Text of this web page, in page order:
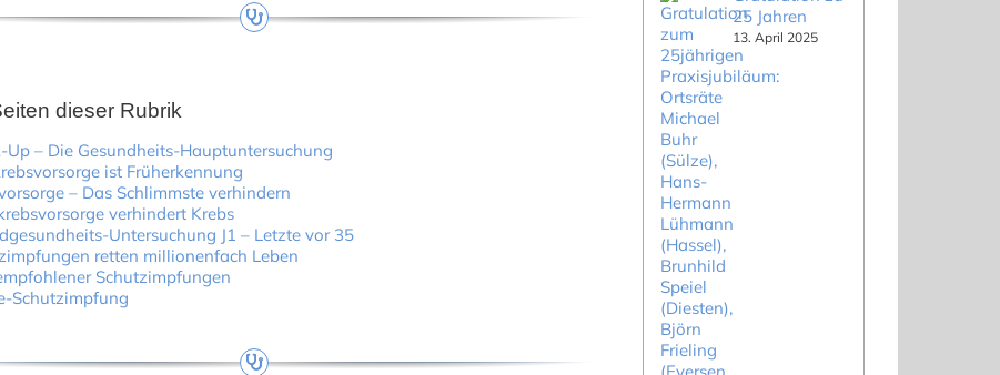
dieser Rubrik
Up – Die Gesundheits-Hauptuntersuchung
ist Früherkennung
– Das Schlimmste verhindern
verhindert Krebs
Untersuchung J1 – Letzte vor 35
retten millionenfach Leben
Schutzimpfungen
Schutzimpfung
25 Jahren
13. April 2025